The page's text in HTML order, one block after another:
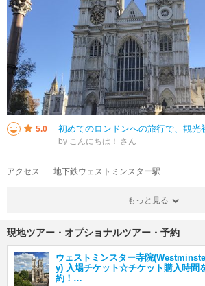
5.0
by こんにちは！
アクセス 地下鉄ウェストミンスター駅
もっと見る
現地ツアー・オプショナルツアー・予約
ウェストミンスター寺院
y) 入場チケット☆チケット購入時間
約！…